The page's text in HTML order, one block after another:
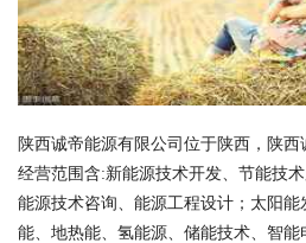
陕西诚帝能源有限公司位于陕西，陕西
经营范围含:新能源技术开发、节能技
能源技术咨询、能源工程设计；太阳
能、地热能、氢能源、储能技术、智